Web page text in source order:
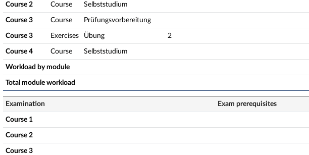
Course 2 Course Selbststudium
Course 3 Course Prüfungsvorbereitung
Course 3 Exercises Übung 2
Course 4 Course Selbststudium
Workload by module
Total module workload
Examination Exam prerequisites
Course 1
Course 2
Course 3